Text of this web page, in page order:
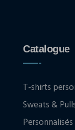
Catalogue
T-shirts
Sweats &
Personnalisés